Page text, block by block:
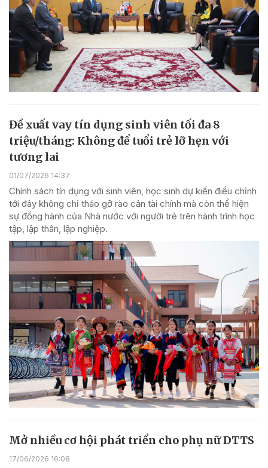
Đề xuất vay tín dụng sinh viên tối đa 8
triệu/tháng: Không để tuổi trẻ lỡ hẹn với
tương lai
01/07/2026 14:37
Chính sách tín dụng với sinh viên, học sinh dự kiến điều chỉnh
tới đây không chỉ tháo gỡ rào cản tài chính mà còn thể hiện
sự đồng hành của Nhà nước với người trẻ trên hành trình học
tập, lập thân, lập nghiệp.
Mở nhiều cơ hội phát triển cho phụ nữ DTTS
17/06/2026 16:08